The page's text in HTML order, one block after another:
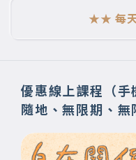
★★ 每
優惠線上課程（
隨地、無限期、無